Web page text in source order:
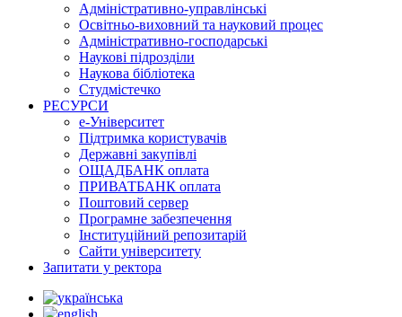
Адміністративно-управлінські
Освітньо-виховний та науковий процес
Адміністративно-господарські
Наукові підрозділи
Наукова бібліотека
Студмістечко
РЕСУРСИ
е-Університет
Підтримка користувачів
Державні закупівлі
ОЩАДБАНК оплата
ПРИВАТБАНК оплата
Поштовий сервер
Програмне забезпечення
Інституційний репозитарій
Сайти університету
Запитати у ректора